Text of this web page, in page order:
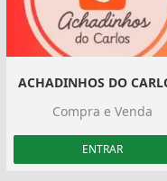
Compra e Venda
ENTRAR